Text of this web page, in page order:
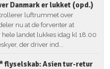
Danmark er lukket (opd.)
luftrummet over
nu at de forventer at
hele landet lukkes idag kl 18.00
der driver ind...
flyselskab: Asien tur-retur